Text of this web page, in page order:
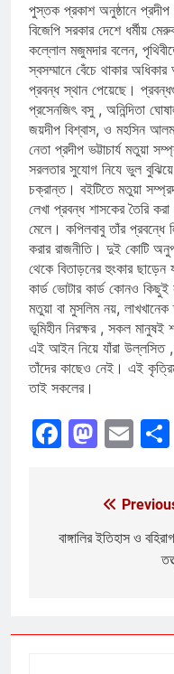
পুস্তক প্রকাশ অনুষ্ঠানে
বিজেপি সরকার দেশে ধর্মীয়
কল্লোল মজুমদার বলেন,
স্বসম্মানে বেঁচে থাকার
প্রবন্ধ স্থান পেয়েছে।
প্রসেনজিৎ বসু , অনিন্দিতা
জয়দীপ বিশ্বাস, ও মহসিন
নেতা প্রদীপ ভট্টাচার্য মতুয়া
সরলতার সুযোগ নিযে ভুল
চক্রান্ত। বইটিতে মতুয়া
লেখা প্রবন্ধ শাসকের তৈরি
মেলে। কপিলবাবু তাঁর প্রবন্ধে
করার রাজনীতি। দুই কোটি
থেকে বিতাড়নের হুংকার
কার্ড ভোটার কার্ড কোনও
মতুয়া বা মুসলিম নয়, লাখখানেক
ভূমিহীন নিরক্ষর , সকল
এই আইন নিয়ে যাঁরা উল্লসিত
তাঁদের কাছেও নেই। এই
তাই সকলের।
navigation
বাঙ্গালির ইতিহাস ও